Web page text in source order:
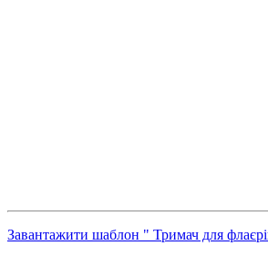
Завантажити шаблон " Тримач для